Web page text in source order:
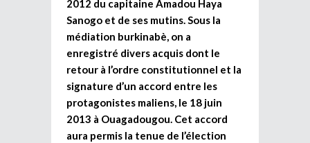
2012 du capitaine Amadou Haya
Sanogo et de ses mutins. Sous la
médiation burkinabè, on a
enregistré divers acquis dont le
retour à l’ordre constitutionnel et la
signature d’un accord entre les
protagonistes maliens, le 18 juin
2013 à Ouagadougou. Cet accord
aura permis la tenue de l’élection